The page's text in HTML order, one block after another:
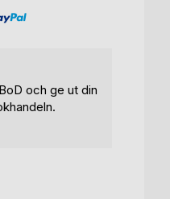
och ge ut din